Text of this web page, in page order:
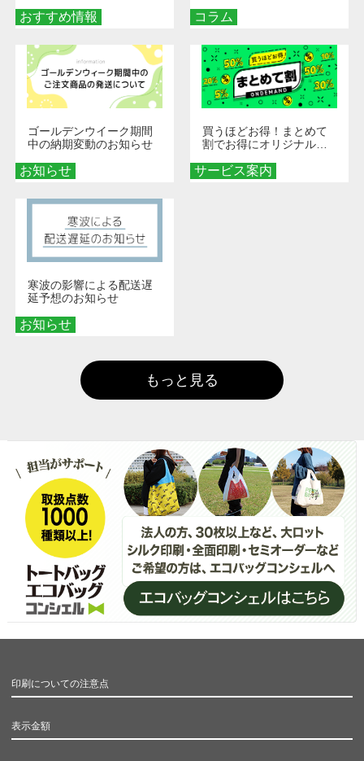
おすすめ情報
める秘訣
コラム
とメリットを解説
お知らせ
ゴールデンウイーク期間
中の納期変動のお知らせ
サービス案内
買うほどお得！まとめて
割でお得にオリジナルグ
お知らせ
寒波の影響による配送遅
延予想のお知らせ
もっと見る
印刷についての注意点
表示金額